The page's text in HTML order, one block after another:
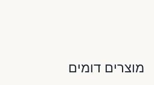
מוצרים דומים